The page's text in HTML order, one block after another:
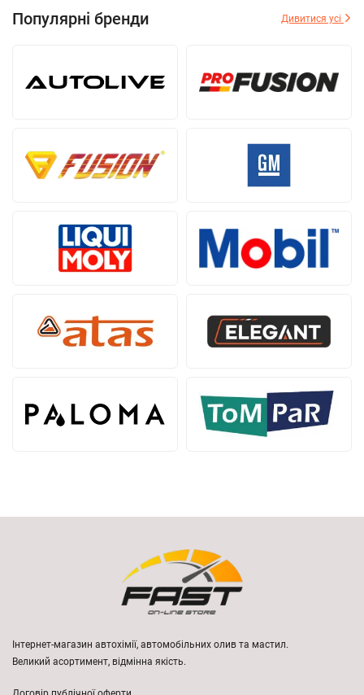
Популярні бренди Дивитися усі
Інтернет-магазин автохімії, автомобільних олив та мастил.
Великий асортимент, відмінна якість.